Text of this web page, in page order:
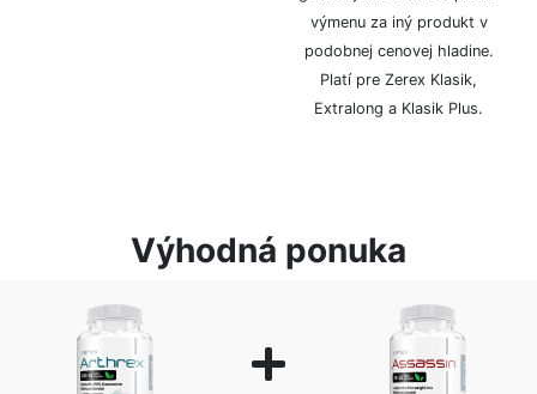
výmenu za iný produkt v
podobnej cenovej hladine.
Platí pre Zerex Klasik,
Extralong a Klasik Plus.
Výhodná ponuka